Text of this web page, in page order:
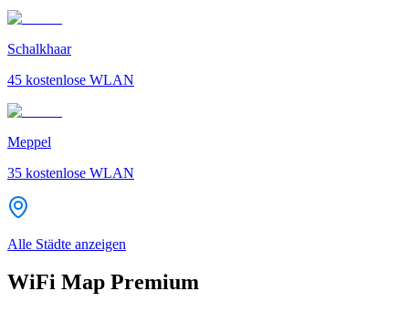
Schalkhaar
45 kostenlose WLAN
Meppel
35 kostenlose WLAN
Alle Städte anzeigen
WiFi Map Premium